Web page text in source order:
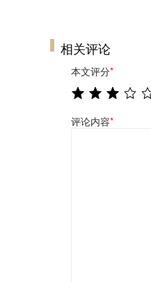
相关评论
本文评分*
评论内容*